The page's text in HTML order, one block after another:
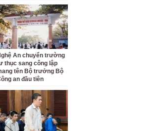
An chuyển trường
thục sang công lập
tên Bộ trưởng Bộ
an đầu tiên